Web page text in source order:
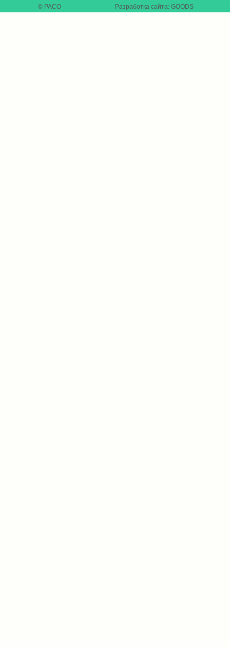
© РАСО Разработка сайта: GOODS